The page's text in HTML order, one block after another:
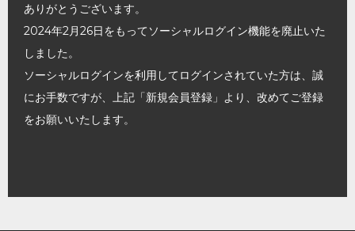
ありがとうございます。
2024年2月26日をもってソーシャルログイン機能を廃止いた
しました。
ソーシャルログインを利用してログインされていた方は、誠
にお手数ですが、上記「新規会員登録」より、改めてご登録
をお願いいたします。